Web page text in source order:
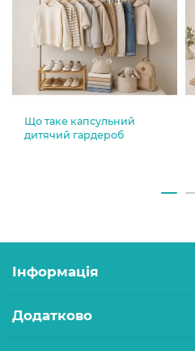
Що таке капсульний
дитячий гардероб
Інформація
Додатково